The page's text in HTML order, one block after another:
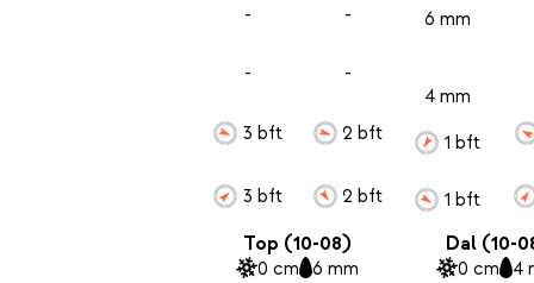
-
-
3 bft
3 bft
-
-
2 bft
2 bft
6 mm
4 mm
1 bft
1 bft
Top (10-08)
0 cm 6 mm
Dal (10-
0 cm 4